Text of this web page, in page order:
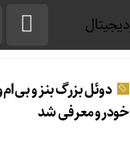
دوئل بزرگ بنز و
خودرو معرفی شد